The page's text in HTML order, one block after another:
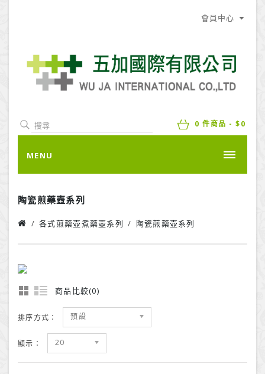
會員中心
0 件商品 - $0
MENU
陶瓷煎藥壺系列
各式煎藥壺煮藥壺系列 陶瓷煎藥壺系列
商品比較(0)
排序方式： 預設
顯示： 20